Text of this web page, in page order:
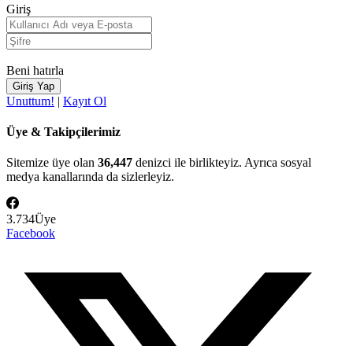
Giriş
Beni hatırla
Unuttum! | Kayıt Ol
Üye & Takipçilerimiz
Sitemize üye olan 36,447 denizci ile birlikteyiz. Ayrıca sosyal
medya kanallarında da sizlerleyiz.
3.734Üye
Facebook